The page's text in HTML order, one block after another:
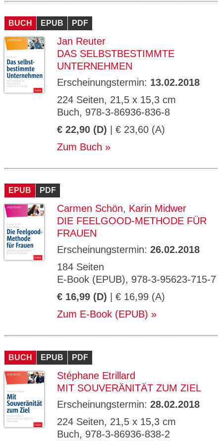
BUCH EPUB PDF
Jan Reuter
DAS SELBSTBESTIMMTE
UNTERNEHMEN
Erscheinungstermin: 13.02.2018
224 Seiten, 21,5 x 15,3 cm
Buch, 978-3-86936-836-8
€ 22,90 (D) | € 23,60 (A)
Zum Buch
EPUB PDF
Carmen Schön, Karin Midwer
DIE FEELGOOD-METHODE FÜR
FRAUEN
Erscheinungstermin: 26.02.2018
184 Seiten
E-Book (EPUB), 978-3-95623-715-7
€ 16,99 (D) | € 16,99 (A)
Zum E-Book (EPUB)
BUCH EPUB PDF
Stéphane Etrillard
MIT SOUVERÄNITÄT ZUM ZIEL
Erscheinungstermin: 28.02.2018
224 Seiten, 21,5 x 15,3 cm
Buch, 978-3-86936-838-2